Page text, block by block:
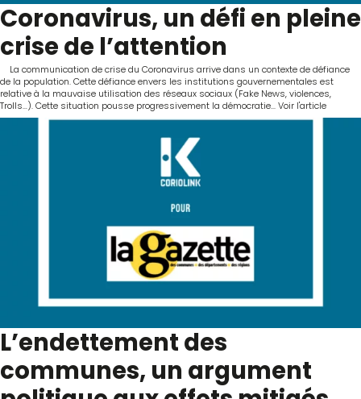
Coronavirus, un défi en pleine
crise de l’attention
La communication de crise du Coronavirus arrive dans un contexte de défiance
de la population. Cette défiance envers les institutions gouvernementales est
relative à la mauvaise utilisation des réseaux sociaux (Fake News, violences,
Trolls…). Cette situation pousse progressivement la démocratie...Voir l'article
L’endettement des
communes, un argument